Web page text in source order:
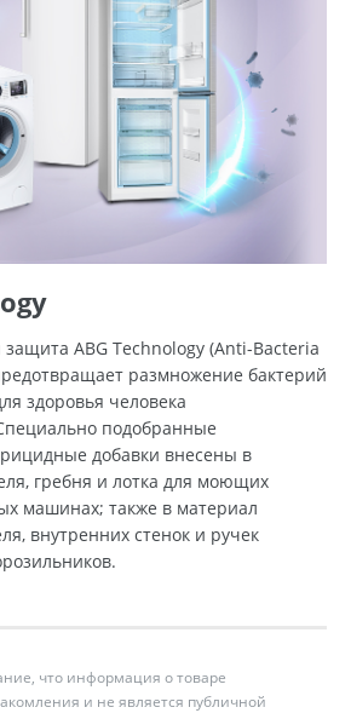
ABG Technology (Anti-Bacteria
размножение бактерий
здоровья человека
подобранные
добавки внесены в
гребня и лотка для моющих
машинах; также в материал
внутренних стенок и ручек
что информация о товаре
и не является публичной